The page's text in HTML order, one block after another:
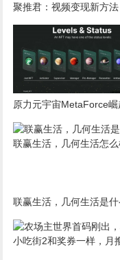
聚推君：视频变现新方
拉新，三重收益，独立后
原力元宇宙MetaForce
块链技术赋能下的原力元
NFT革命
联赢生活，几何生活是
赢生活，几何生活怎么样